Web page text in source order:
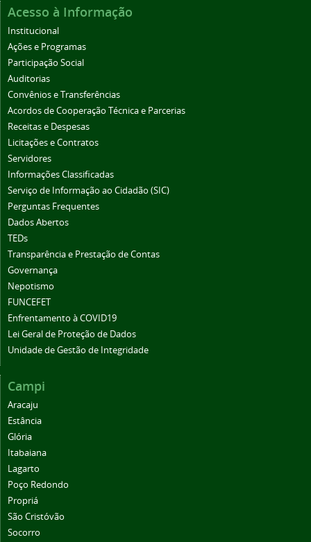
Acesso à Informação
Institucional
Ações e Programas
Participação Social
Auditorias
Convênios e Transferências
Acordos de Cooperação Técnica e Parcerias
Receitas e Despesas
Licitações e Contratos
Servidores
Informações Classificadas
Serviço de Informação ao Cidadão (SIC)
Perguntas Frequentes
Dados Abertos
TEDs
Transparência e Prestação de Contas
Governança
Nepotismo
FUNCEFET
Enfrentamento à COVID19
Lei Geral de Proteção de Dados
Unidade de Gestão de Integridade
Campi
Aracaju
Estância
Glória
Itabaiana
Lagarto
Poço Redondo
Propriá
São Cristóvão
Socorro